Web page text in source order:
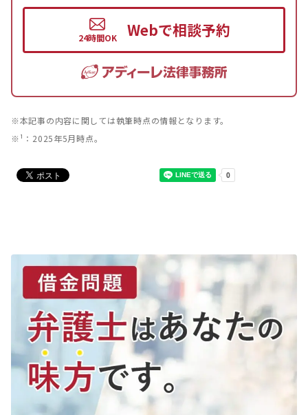
Webで相談予約
※本記事の内容に関しては執筆時点の情報となります。
※¹：2025年5月時点。